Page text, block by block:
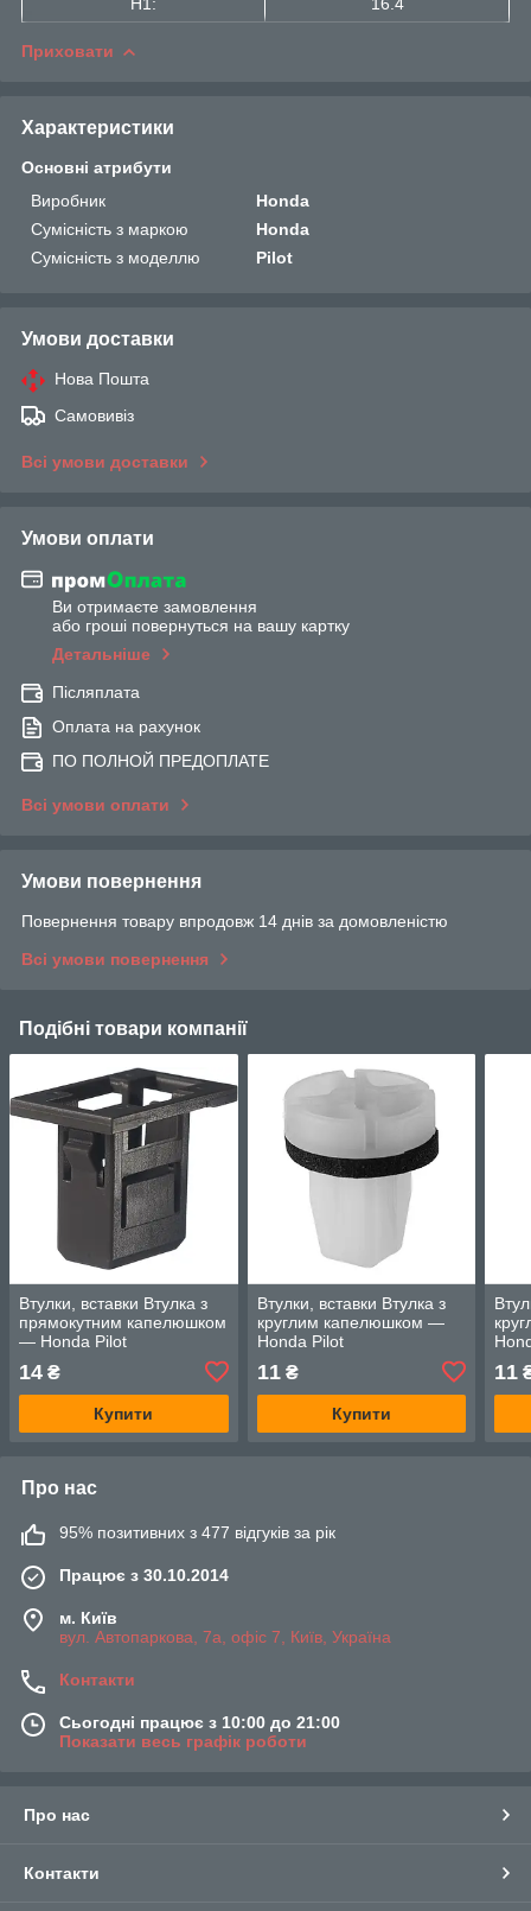
Приховати
Характеристики
Основні атрибути
Виробник
Honda
Сумісність з маркою
Honda
Сумісність з моделлю
Pilot
Умови доставки
Нова Пошта
Самовивіз
Всі умови доставки
Умови оплати
Ви отримаєте замовлення
або гроші повернуться на вашу картку
Детальніше
Післяплата
Оплата на рахунок
ПО ПОЛНОЙ ПРЕДОПЛАТЕ
Всі умови оплати
Умови повернення
Повернення товару впродовж 14 днів за домовленістю
Всі умови повернення
Подібні товари компанії
Втулки, вставки Втулка з
прямокутним капелюшком
— Honda Pilot
14 ₴
Купити
Втулки, вставки Втулка з
круглим капелюшком —
Honda Pilot
11₴
Купити
11
Про нас
95% позитивних з 477 відгуків за рік
Працює з 30.10.2014
м. Київ
вул. Автопаркова, 7а, офіс 7, Київ, Україна
Контакти
Сьогодні працює з 10:00 до 21:00
Показати весь графік роботи
Про нас
Контакти